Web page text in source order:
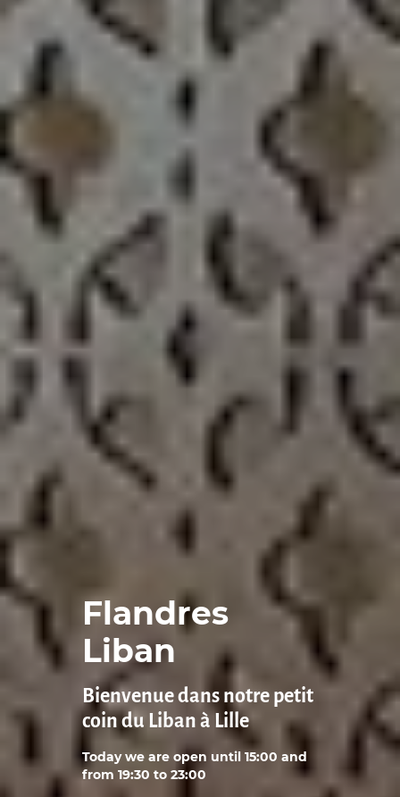
Flandres
Liban
Bienvenue dans notre petit
coin du Liban à Lille
Today we are open until 15:00 and
from 19:30 to 23:00